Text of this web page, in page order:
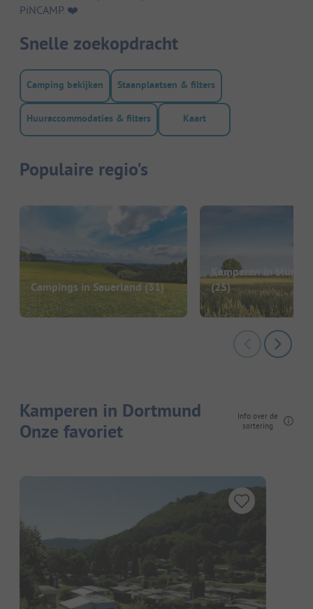
PiNCAMP. ❤️️
Snelle zoekopdracht
Camping bekijken Staanplaatsen & filters
Huuraccommodaties & filters Kaart
Populaire regio's
Campings in Sauerland (31)
Kamperen in
(25)
Kamperen in Dortmund
Onze favoriet
Info over de
sortering